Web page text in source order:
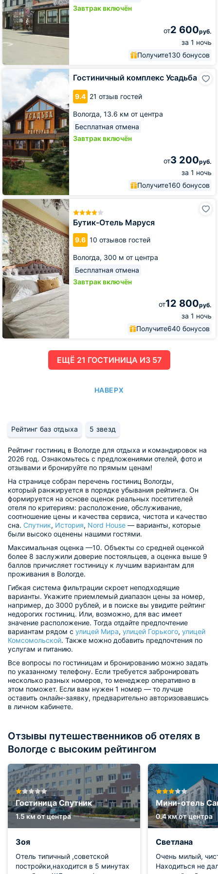
Завтрак включён
от2 600руб.
за 1 ночь
Получите130 бонусов
Гостиничный комплекс Усадьба
9.4 21 отзыв гостей
Вологда, 13.6 км от центра
Бесплатная отмена
Завтрак включён
от3 200руб.
за 1 ночь
Получите160 бонусов
Гостиничный
комплекс
Бутик-Отель Маруся
9.6 10 отзывов гостей
Вологда, 300 м от центра
Бесплатная отмена
Завтрак включён
от12 800руб.
за 1 ночь
Получите640 бонусов
Бутик-
Отель
Маруся
ЕЩË 21 ГОСТИНИЦА ИЗ 57
НАВЕРХ
Рейтинг баз отдыха 5 звезд
Рейтинг гостиниц в Вологде для отдыха и командировок на
2026 год. Ознакомьтесь с предложениями отелей, фото и
отзывами и бронируйте по прямым ценам!
На странице собран перечень гостиниц Вологды,
который ранжируется в порядке убывания рейтинга. Он
формируется на основе оценок реальных посетителей
отеля по критериям: расположение, обслуживание,
соотношение цены и качества сервиса, чистота и качество
сна. Спутник, История, Nord House — варианты, которые
были высоко оценены нашими гостями.
Максимальная оценка —10. Объекты со средней оценкой
более 8 заслужили доверие постояльцев, а оценка выше 9
баллов причисляет гостиницу к лучшим вариантам для
проживания в Вологде.
Гибкая система фильтрации скроет неподходящие
варианты. Укажите приемлемый диапазон цены за номер,
например, до 3000 рублей, и в поиске вы увидите рейтинг
недорогих гостиниц. Или, возможно, для вас имеет
значение расположение. Тогда отдайте предпочтение
вариантам рядом с улицей Мира, улицей Горького, улицей
Комсомольской. Также можно добавить предпочтения по
услугам и питанию.
Все вопросы по гостиницам и бронированию можно задать
по указанному телефону. Если требуется забронировать
несколько разных номеров, то менеджер оперативно в
этом поможет. Если вам нужен 1 номер — то лучше
оставить онлайн-заявку, предварительно авторизовавшись
в личном кабинете.
Отзывы путешественников об отелях в
Вологде с высоким рейтингом
Гостиница Спутник
1.5 км от центра
Зоя
Отель типичный ,советской
постройки,находится в 5 минутах
Мини-отель
0.4 км от центра
Светлана
Очень милый,
Находиться не